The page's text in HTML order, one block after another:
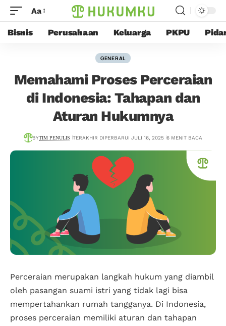
Aa
Bisnis Perusahaan Keluarga PKPU
GENERAL
Memahami Proses Perceraian
di Indonesia: Tahapan dan
Aturan Hukumnya
BYTIM PENULIS TERAKHIR DIPERBARUI JULI 16, 2025 6 MENIT BACA
Perceraian merupakan langkah hukum yang diambil
oleh pasangan suami istri yang tidak lagi bisa
mempertahankan rumah tangganya. Di Indonesia,
proses perceraian memiliki aturan dan tahapan